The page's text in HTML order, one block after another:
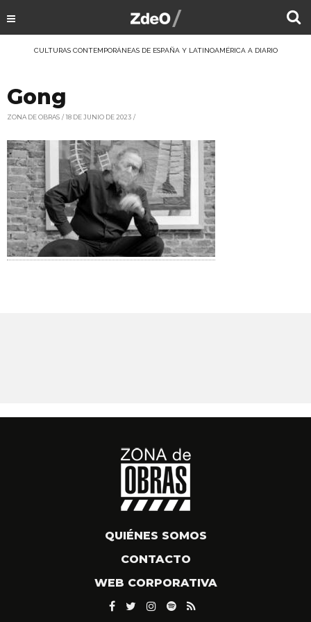
CULTURAS CONTEMPORÁNEAS DE ESPAÑA Y LATINOAMÉRICA A DIARIO
Gong
ZONA DE OBRAS 18 DE JUNIO DE 2023
QUIÉNES SOMOS
CONTACTO
WEB CORPORATIVA